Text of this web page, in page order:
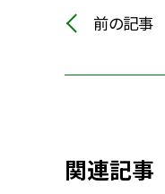
前の記事
関連記事